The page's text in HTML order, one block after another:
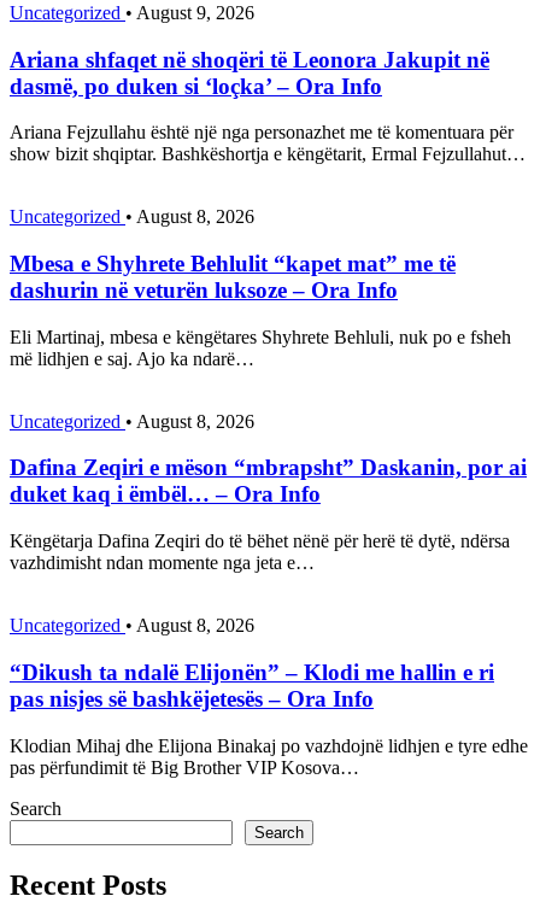
Uncategorized • August 9, 2026
Ariana shfaqet në shoqëri të Leonora Jakupit në
dasmë, po duken si ‘loçka’ – Ora Info
Ariana Fejzullahu është një nga personazhet me të komentuara për
show bizit shqiptar. Bashkëshortja e këngëtarit, Ermal Fejzullahut…
Uncategorized • August 8, 2026
Mbesa e Shyhrete Behlulit “kapet mat” me të
dashurin në veturën luksoze – Ora Info
Eli Martinaj, mbesa e këngëtares Shyhrete Behluli, nuk po e fsheh
më lidhjen e saj. Ajo ka ndarë…
Uncategorized • August 8, 2026
Dafina Zeqiri e mëson “mbrapsht” Daskanin, por ai
duket kaq i ëmbël… – Ora Info
Këngëtarja Dafina Zeqiri do të bëhet nënë për herë të dytë, ndërsa
vazhdimisht ndan momente nga jeta e…
Uncategorized • August 8, 2026
“Dikush ta ndalë Elijonën” – Klodi me hallin e ri
pas nisjes së bashkëjetesës – Ora Info
Klodian Mihaj dhe Elijona Binakaj po vazhdojnë lidhjen e tyre edhe
pas përfundimit të Big Brother VIP Kosova…
Search
Search
Recent Posts